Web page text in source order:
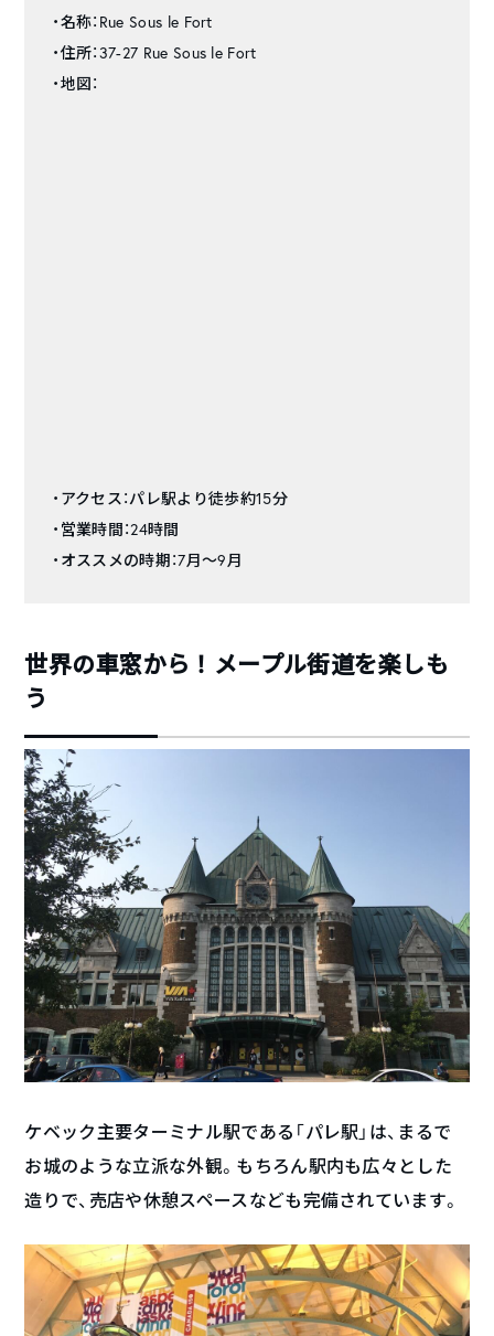
・名称：Rue Sous le Fort
・住所：37-27 Rue Sous le Fort
・地図：
・アクセス：パレ駅より徒歩約15分
・営業時間：24時間
・オススメの時期：7月〜9月
世界の車窓から！メープル街道を楽しも
う
ケベック主要ターミナル駅である「パレ駅」は、まるで
お城のような立派な外観。もちろん駅内も広々とした
造りで、売店や休憩スペースなども完備されています。